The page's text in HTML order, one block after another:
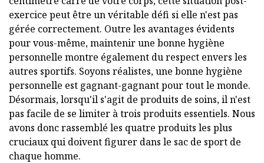
exercice peut être un véritable défi si elle n'est pas
gérée correctement. Outre les avantages évidents
pour vous-même, maintenir une bonne hygiène
personnelle montre également du respect envers les
autres sportifs. Soyons réalistes, une bonne hygiène
personnelle est gagnant-gagnant pour tout le monde.
Désormais, lorsqu'il s'agit de produits de soins, il n'est
pas facile de se limiter à trois produits essentiels. Nous
avons donc rassemblé les quatre produits les plus
cruciaux qui doivent figurer dans le sac de sport de
chaque homme.